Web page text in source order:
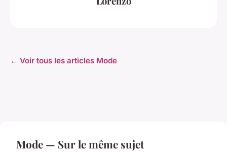
← Voir tous les articles Mode
Mode — Sur le même sujet